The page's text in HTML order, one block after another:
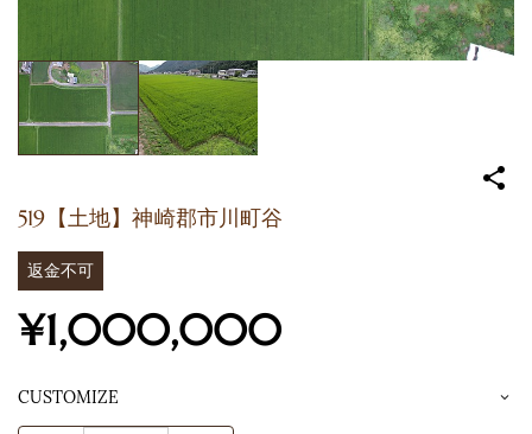
519【土地】神崎郡市川町谷
返金不可
¥1,000,000
CUSTOMIZE